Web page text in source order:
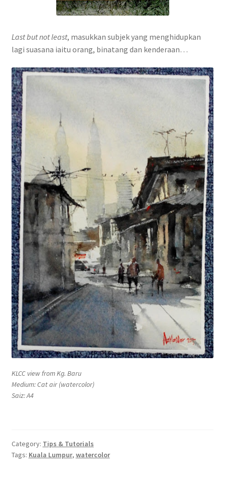
Last but not least, masukkan subjek yang menghidupkan
lagi suasana iaitu orang, binatang dan kenderaan…
KLCC view from Kg. Baru
Medium: Cat air (watercolor)
Saiz: A4
Category: Tips & Tutorials
Tags: Kuala Lumpur, watercolor